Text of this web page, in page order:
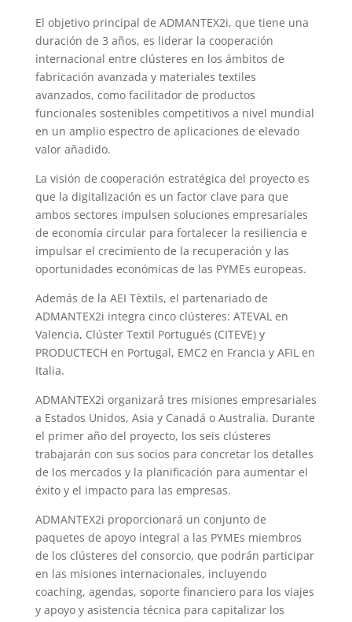
El objetivo principal de ADMANTEX2i, que tiene una
duración de 3 años, es liderar la cooperación
internacional entre clústeres en los ámbitos de
fabricación avanzada y materiales textiles
avanzados, como facilitador de productos
funcionales sostenibles competitivos a nivel mundial
en un amplio espectro de aplicaciones de elevado
valor añadido.
La visión de cooperación estratégica del proyecto es
que la digitalización es un factor clave para que
ambos sectores impulsen soluciones empresariales
de economía circular para fortalecer la resiliencia e
impulsar el crecimiento de la recuperación y las
oportunidades económicas de las PYMEs europeas.
Además de la AEI Tèxtils, el partenariado de
ADMANTEX2i integra cinco clústeres: ATEVAL en
Valencia, Clúster Textil Portugués (CITEVE) y
PRODUCTECH en Portugal, EMC2 en Francia y AFIL en
Italia.
ADMANTEX2i organizará tres misiones empresariales
a Estados Unidos, Asia y Canadá o Australia. Durante
el primer año del proyecto, los seis clústeres
trabajarán con sus socios para concretar los detalles
de los mercados y la planificación para aumentar el
éxito y el impacto para las empresas.
ADMANTEX2i proporcionará un conjunto de
paquetes de apoyo integral a las PYMEs miembros
de los clústeres del consorcio, que podrán participar
en las misiones internacionales, incluyendo
coaching, agendas, soporte financiero para los viajes
y apoyo y asistencia técnica para capitalizar los